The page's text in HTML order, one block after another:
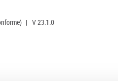
| V 23.1.0